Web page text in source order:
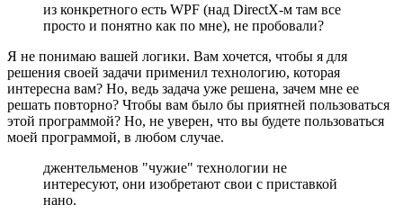
из конкретного есть WPF (над DirectX-м там все
просто и понятно как по мне), не пробовали?
Я не понимаю вашей логики. Вам хочется, чтобы я для
решения своей задачи применил технологию, которая
интересна вам? Но, ведь задача уже решена, зачем мне ее
решать повторно? Чтобы вам было бы приятней пользоваться
этой программой? Но, не уверен, что вы будете пользоваться
моей программой, в любом случае.
джентельменов "чужие" технологии не
интересуют, они изобретают свои с приставкой
нано.